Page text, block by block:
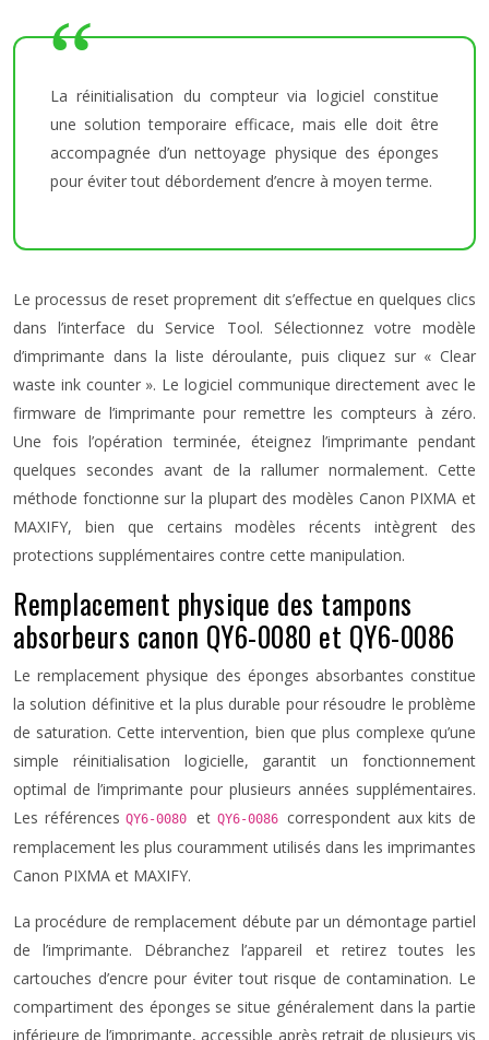
La réinitialisation du compteur via logiciel constitue
une solution temporaire efficace, mais elle doit être
accompagnée d’un nettoyage physique des éponges
pour éviter tout débordement d’encre à moyen terme.
Le processus de reset proprement dit s’effectue en quelques clics
dans l’interface du Service Tool. Sélectionnez votre modèle
d’imprimante dans la liste déroulante, puis cliquez sur « Clear
waste ink counter ». Le logiciel communique directement avec le
firmware de l’imprimante pour remettre les compteurs à zéro.
Une fois l’opération terminée, éteignez l’imprimante pendant
quelques secondes avant de la rallumer normalement. Cette
méthode fonctionne sur la plupart des modèles Canon PIXMA et
MAXIFY, bien que certains modèles récents intègrent des
protections supplémentaires contre cette manipulation.
Remplacement physique des tampons
absorbeurs canon QY6-0080 et QY6-0086
Le remplacement physique des éponges absorbantes constitue
la solution définitive et la plus durable pour résoudre le problème
de saturation. Cette intervention, bien que plus complexe qu’une
simple réinitialisation logicielle, garantit un fonctionnement
optimal de l’imprimante pour plusieurs années supplémentaires.
Les référencesQY6-0080 et QY6-0086 correspondent aux kits de
remplacement les plus couramment utilisés dans les imprimantes
Canon PIXMA et MAXIFY.
La procédure de remplacement débute par un démontage partiel
de l’imprimante. Débranchez l’appareil et retirez toutes les
cartouches d’encre pour éviter tout risque de contamination. Le
compartiment des éponges se situe généralement dans la partie
inférieure de l’imprimante, accessible après retrait de plusieurs vis